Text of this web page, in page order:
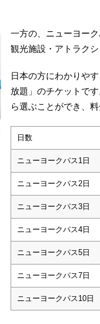
一方の、ニューヨー
観光施設・アトラク
日本の方にわかりや
放題」のチケットで
ら選ぶことができ、
日数
ニューヨークパス1日
ニューヨークパス2日
ニューヨークパス3日
ニューヨークパス4日
ニューヨークパス5日
ニューヨークパス7日
ニューヨークパス10日